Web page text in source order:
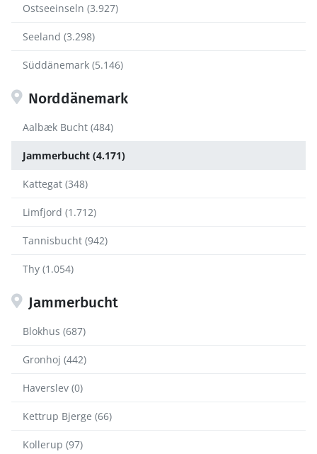
Ostseeinseln (3.927)
Seeland (3.298)
Süddänemark (5.146)
Norddänemark
Aalbæk Bucht (484)
Jammerbucht (4.171)
Kattegat (348)
Limfjord (1.712)
Tannisbucht (942)
Thy (1.054)
Jammerbucht
Blokhus (687)
Gronhoj (442)
Haverslev (0)
Kettrup Bjerge (66)
Kollerup (97)